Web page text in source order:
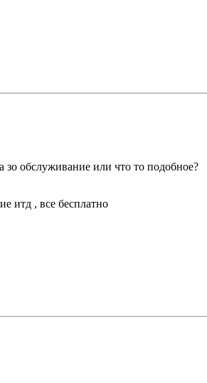
обслуживание или что то подобное?
итд , все бесплатно